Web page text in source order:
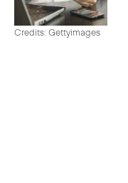
Credits: Gettyimages